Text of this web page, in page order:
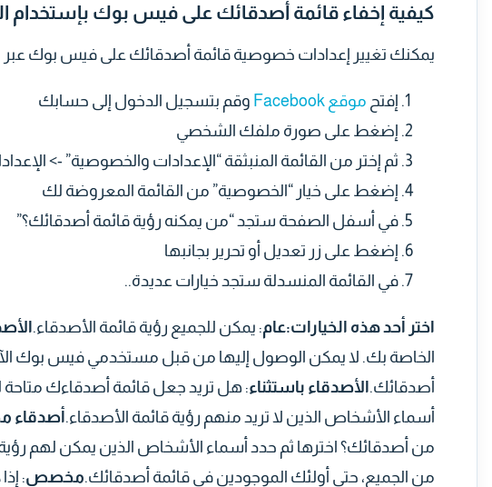
كيفية إخفاء قائمة أصدقائك على فيس بوك بإستخدام
يمكنك تغيير إعدادات خصوصية قائمة أصدقائك على فيس بوك عبر
إفتح موقع Facebook
وقم بتسجيل الدخول إلى حسابك
إضغط على صورة ملفك الشخصي
ثم إختر من القائمة المنبثقة “الإعدادات والخصوصية” ->
إضغط على خيار “الخصوصية” من القائمة المعروضة لك
في أسفل الصفحة ستجد “من يمكنه رؤية قائمة أصدقائك؟”
إضغط على زر تعديل أو تحرير بجانبها
في القائمة المنسدلة ستجد خيارات عديدة..
اختر أحد هذه الخيارات:عام: يمكن للجميع رؤية قائمة الأصدقاء.
الخاصة بك. لا يمكن الوصول إليها من قبل مستخدمي فيس بوك
أصدقائك.الأصدقاء باستثناء: هل تريد جعل قائمة أصدقاءك متاحة
أسماء الأشخاص الذين لا تريد منهم رؤية قائمة الأصدقاء.أصدقاء
من أصدقائك؟ اخترها ثم حدد أسماء الأشخاص الذين يمكن لهم رؤية
من الجميع، حتى أولئك الموجودين في قائمة أصدقائك.مخصص: